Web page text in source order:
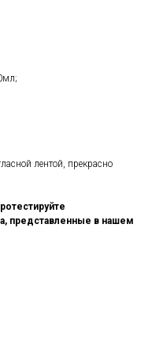
лентой, прекрасно
представленные в нашем